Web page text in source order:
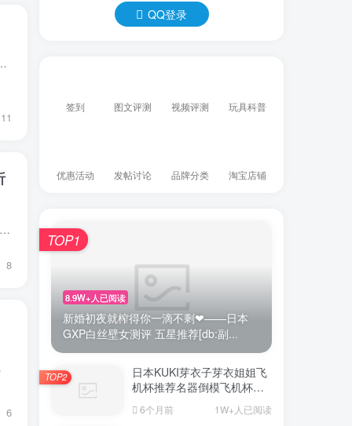
个所有人都关心的，一次性说透，新手看完至少少踩一半坑Q1：几十块和...
11
大家好，我是广州杯叔。今天要聊一个站内浏览量很高但内容生态却严重不足的话题——倒模选购指南。后台数据显示，倒模类目浏览占比19.4%，远高于飞机杯的9.8%。但奇怪的是，目前市面上的内容...
8
就用、用了...
6
QQ登录
签到 图文评测 视频评测 玩具科普
优惠活动 发帖讨论 品牌分类 淘宝店铺
8.9W+人已阅读
新婚初夜就榨得你一滴不剩❤——日本
GXP白丝壁女测评 五星推荐[db:副...
TOP1
日本KUKI芽衣子芽衣姐姐飞
机杯推荐名器倒模飞机杯测
6个月前 1W+人已阅读
TOP2